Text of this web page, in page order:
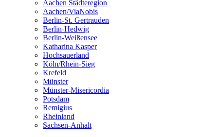
Aachen Städteregion
Aachen/ViaNobis
Berlin-St. Gertrauden
Berlin-Hedwig
Berlin-Weißensee
Katharina Kasper
Hochsauerland
Köln/Rhein-Sieg
Krefeld
Münster
Münster-Misericordia
Potsdam
Remigius
Rheinland
Sachsen-Anhalt